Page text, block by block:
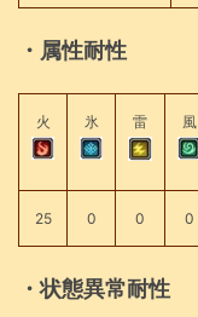
・属性耐性
火 氷 雷 風
25 0 0 0
・状態異常耐性